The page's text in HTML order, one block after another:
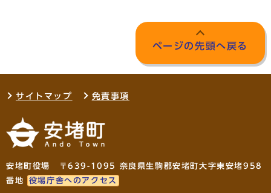
ページの先頭へ戻る
サイトマップ 免責事項
安堵町役場 〒639-1095 奈良県生駒郡安堵町大字東安堵958
番地
役場庁舎へのアクセス